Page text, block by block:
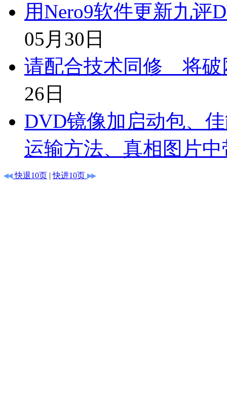
用Nero9软件更新九评
05月30日
请配合技术同修 将破
26日
DVD镜像加启动包、
运输方法、真相图片
快退10页 |快进10页